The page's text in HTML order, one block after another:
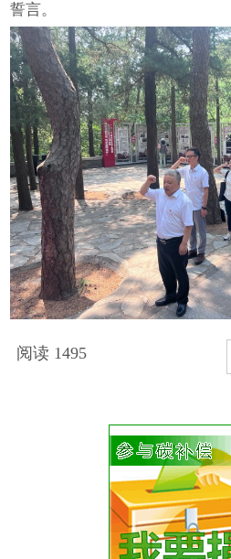
誓言。
阅读 1495